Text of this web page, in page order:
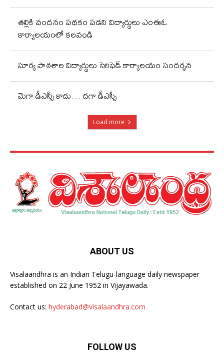
తల్లికి వందనం పథకం పడని విద్యార్థులు ఎంఈఓ
కార్యాలయంలో కలవండి
సూర్య పాఠశాల విద్యార్థులు సెరిఫెడ్ కార్యాలయం సందర్శన
మెగా డీఎస్సీ కాదు… దగా డీఎస్సీ
Load more
ABOUT US
Visalaandhra is an Indian Telugu-language daily newspaper
established on 22 June 1952 in Vijayawada.
Contact us: hyderabad@visalaandhra.com
FOLLOW US